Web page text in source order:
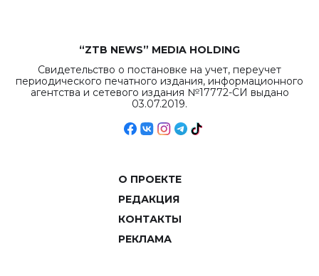
“ZTB NEWS” MEDIA HOLDING
Свидетельство о постановке на учет, переучет
периодического печатного издания, информационного
агентства и сетевого издания №17772-СИ выдано
03.07.2019.
О ПРОЕКТЕ
РЕДАКЦИЯ
КОНТАКТЫ
РЕКЛАМА